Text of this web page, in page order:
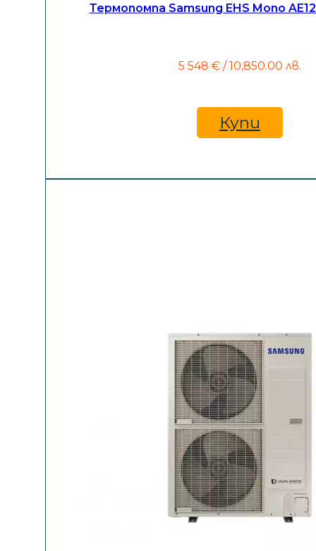
Термопомпа Samsung EHS Mono
5 548 € / 10,850.00 лв.
Купи